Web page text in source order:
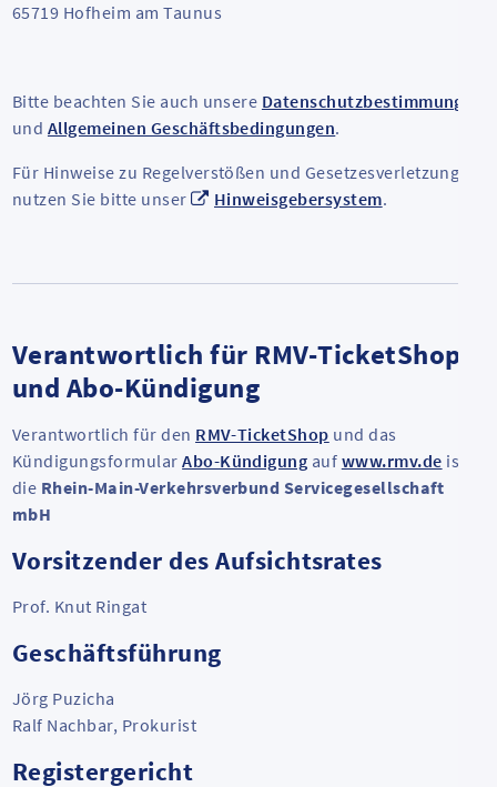
65719 Hofheim am Taunus
Bitte beachten Sie auch unsere Datenschutzbestimmungen
und Allgemeinen Geschäftsbedingungen.
Für Hinweise zu Regelverstößen und Gesetzesverletzungen
nutzen Sie bitte unser
Hinweisgebersystem.
Verantwortlich für RMV-TicketShop
und Abo-Kündigung
Verantwortlich für den RMV-TicketShop und das
KündigungsformularAbo-Kündigung auf www.rmv.de ist
die Rhein-Main-Verkehrsverbund Servicegesellschaft
mbH
Vorsitzender des Aufsichtsrates
Prof. Knut Ringat
Geschäftsführung
Jörg Puzicha
Ralf Nachbar, Prokurist
Registergericht